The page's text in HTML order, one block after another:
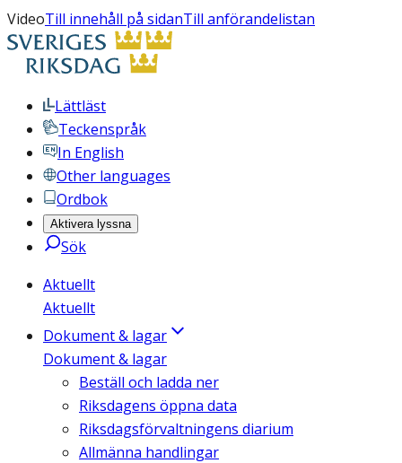
VideoTill innehåll på sidanTill anförandelistan
Lättläst
Teckenspråk
In English
Other languages
Ordbok
Aktivera lyssna
Sök
Aktuellt
Aktuellt
Dokument & lagar
Dokument & lagar
Beställ och ladda ner
Riksdagens öppna data
Riksdagsförvaltningens diarium
Allmänna handlingar